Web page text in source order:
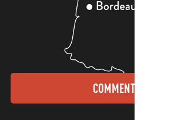
COMMENT VENIR ?